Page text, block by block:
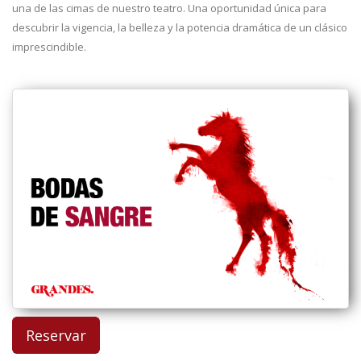
una de las cimas de nuestro teatro. Una oportunidad única para
descubrir la vigencia, la belleza y la potencia dramática de un clásico
imprescindible.
Reservar